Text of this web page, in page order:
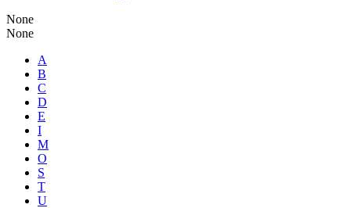
None
None
A
B
C
D
E
I
M
O
S
T
U